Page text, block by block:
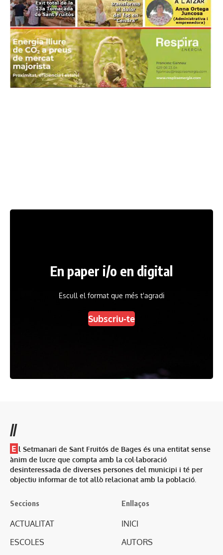
En paper i/o en digital
Escull el format que més t'agradi
Subscriu-te
//
E l Setmanari de Sant Fruitós de Bages és una entitat sense
ànim de lucre que compta amb la col·laboració
desinteressada de diverses persones del municipi i té per
objectiu informar de tot allò relacionat amb la població.
Seccions
ACTUALITAT
ESCOLES
Enllaços
INICI
AUTORS